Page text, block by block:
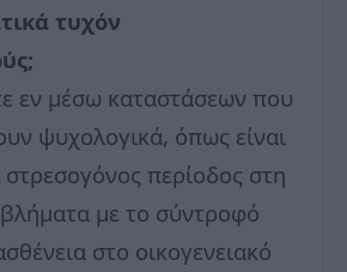
τυχόν
εν μέσω καταστάσεων που
ψυχολογικά, όπως είναι
στρεσογόνος περίοδος στη
με το σύντροφό
στο οικογενειακό